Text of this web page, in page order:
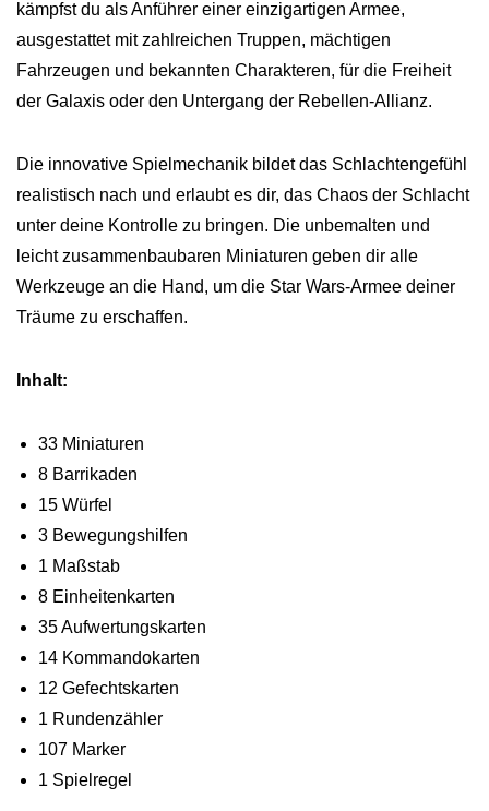
kämpfst du als Anführer einer einzigartigen Armee,
ausgestattet mit zahlreichen Truppen, mächtigen
Fahrzeugen und bekannten Charakteren, für die Freiheit
der Galaxis oder den Untergang der Rebellen-Allianz.
Die innovative Spielmechanik bildet das Schlachtengefühl
realistisch nach und erlaubt es dir, das Chaos der Schlacht
unter deine Kontrolle zu bringen. Die unbemalten und
leicht zusammenbaubaren Miniaturen geben dir alle
Werkzeuge an die Hand, um die Star Wars-Armee deiner
Träume zu erschaffen.
Inhalt:
33 Miniaturen
8 Barrikaden
15 Würfel
3 Bewegungshilfen
1 Maßstab
8 Einheitenkarten
35 Aufwertungskarten
14 Kommandokarten
12 Gefechtskarten
1 Rundenzähler
107 Marker
1 Spielregel